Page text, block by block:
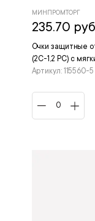
Очки защитные
(2С-1,2 PC) с
Артикул: 115560-5
МИНПРОМТОРГ
235.70